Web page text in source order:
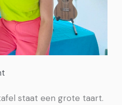
staat een grote taart.